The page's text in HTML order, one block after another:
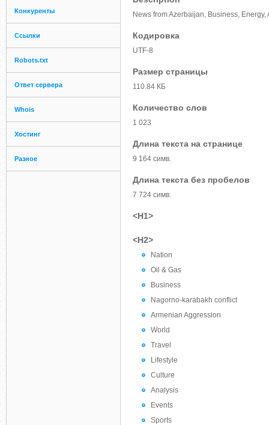
Конкуренты
Ссылки
Robots.txt
Ответ сервера
Whois
Хостинг
Разное
News from Azerbaijan, Business, Energy,
Кодировка
UTF-8
Размер страницы
110.84 КБ
Количество слов
1 023
Длина текста на странице
9 164 симв.
Длина текста без пробелов
7 724 симв.
<H1>
<H2>
Nation
Oil & Gas
Business
Nagorno-karabakh conflict
Armenian Aggression
World
Travel
Lifestyle
Culture
Analysis
Events
Sports